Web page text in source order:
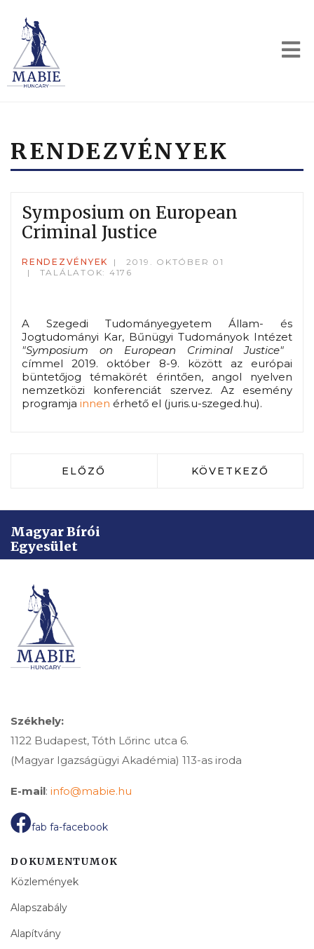
RENDEZVÉNYEK
Symposium on European
Criminal Justice
RENDEZVÉNYEK
2019. OKTÓBER 01
TALÁLATOK: 4176
A Szegedi Tudományegyetem Állam- és
Jogtudományi Kar, Bűnügyi Tudományok Intézet
"Symposium on European Criminal Justice"
címmel 2019. október 8-9. között az európai
büntetőjog témakörét érintően, angol nyelven
nemzetközi konferenciát szervez. Az esemény
programja innen érhető el (juris.u-szeged.hu).
ELŐZŐ CIKK: A MESTERSÉGES
ELŐZŐ KÖVETKEZŐ
KÖVETKEZŐ
Magyar Bírói
Egyesület
Székhely:
1122 Budapest, Tóth Lőrinc utca 6.
(Magyar Igazságügyi Akadémia) 113-as iroda
E-mail: info@mabie.hu
fab fa-facebook
DOKUMENTUMOK
Közlemények
Alapszabály
Alapítvány